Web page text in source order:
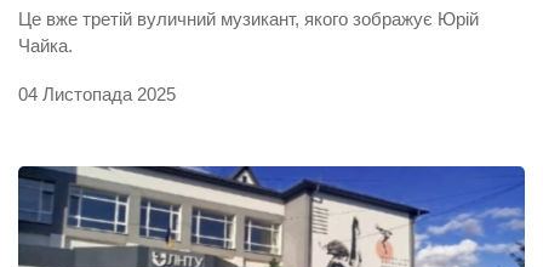
Це вже третій вуличний музикант, якого зображує Юрій
Чайка.
04 Листопада 2025